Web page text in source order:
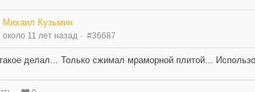
Михаил Кузьмин
около 11 лет назад #36687
делал... Только сжимал мраморной плитой...